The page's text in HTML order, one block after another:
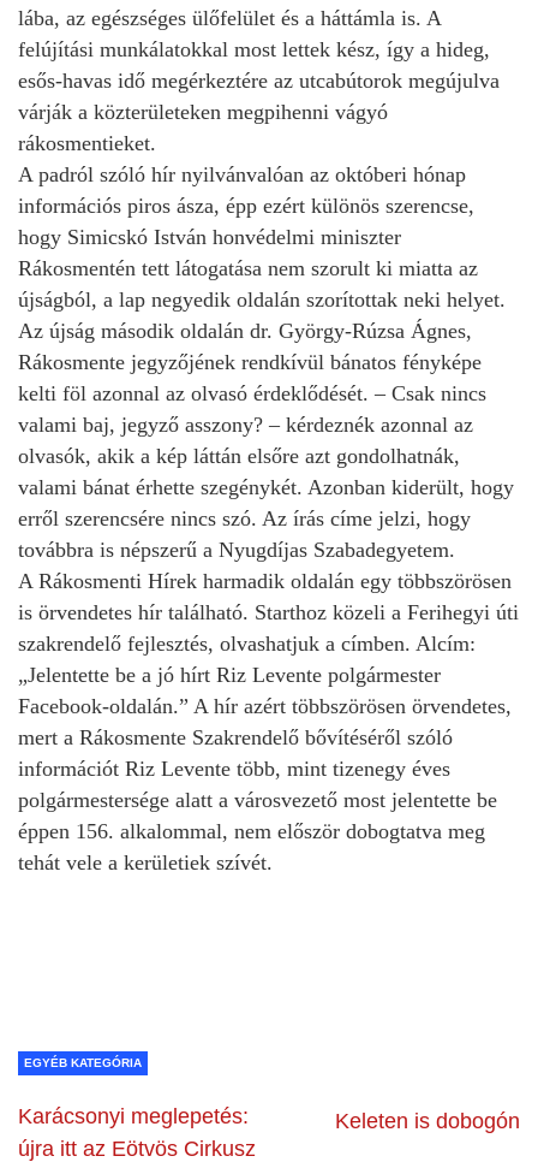
lába, az egészséges ülőfelület és a háttámla is. A
felújítási munkálatokkal most lettek kész, így a hideg,
esős-havas idő megérkeztére az utcabútorok megújulva
várják a közterületeken megpihenni vágyó
rákosmentieket.
A padról szóló hír nyilvánvalóan az októberi hónap
információs piros ásza, épp ezért különös szerencse,
hogy Simicskó István honvédelmi miniszter
Rákosmentén tett látogatása nem szorult ki miatta az
újságból, a lap negyedik oldalán szorítottak neki helyet.
Az újság második oldalán dr. György-Rúzsa Ágnes,
Rákosmente jegyzőjének rendkívül bánatos fényképe
kelti föl azonnal az olvasó érdeklődését. – Csak nincs
valami baj, jegyző asszony? – kérdeznék azonnal az
olvasók, akik a kép láttán elsőre azt gondolhatnák,
valami bánat érhette szegénykét. Azonban kiderült, hogy
erről szerencsére nincs szó. Az írás címe jelzi, hogy
továbbra is népszerű a Nyugdíjas Szabadegyetem.
A Rákosmenti Hírek harmadik oldalán egy többszörösen
is örvendetes hír található. Starthoz közeli a Ferihegyi úti
szakrendelő fejlesztés, olvashatjuk a címben. Alcím:
„Jelentette be a jó hírt Riz Levente polgármester
Facebook-oldalán.” A hír azért többszörösen örvendetes,
mert a Rákosmente Szakrendelő bővítéséről szóló
információt Riz Levente több, mint tizenegy éves
polgármestersége alatt a városvezető most jelentette be
éppen 156. alkalommal, nem először dobogtatva meg
tehát vele a kerületiek szívét.
EGYÉB KATEGÓRIA
Karácsonyi meglepetés:
újra itt az Eötvös Cirkusz
Keleten is dobogón